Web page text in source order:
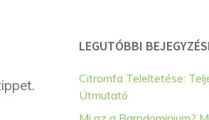
LEGUTÓBBI
Citromfa Teleltetése:
Útmutató